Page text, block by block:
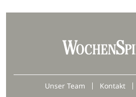
Unser Team Kontakt